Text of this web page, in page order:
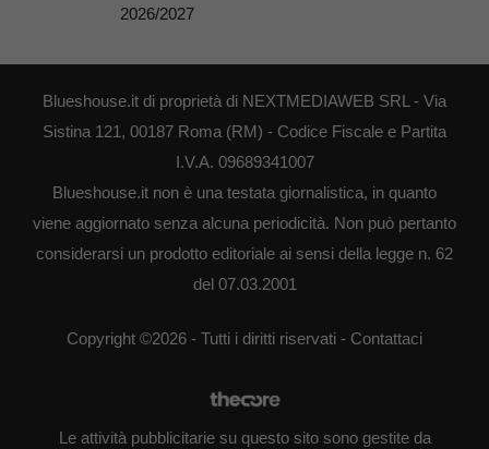
2026/2027
Blueshouse.it di proprietà di NEXTMEDIAWEB SRL - Via
Sistina 121, 00187 Roma (RM) - Codice Fiscale e Partita
I.V.A. 09689341007
Blueshouse.it non è una testata giornalistica, in quanto
viene aggiornato senza alcuna periodicità. Non può pertanto
considerarsi un prodotto editoriale ai sensi della legge n. 62
del 07.03.2001
Copyright ©2026 - Tutti i diritti riservati - Contattaci
Le attività pubblicitarie su questo sito sono gestite da